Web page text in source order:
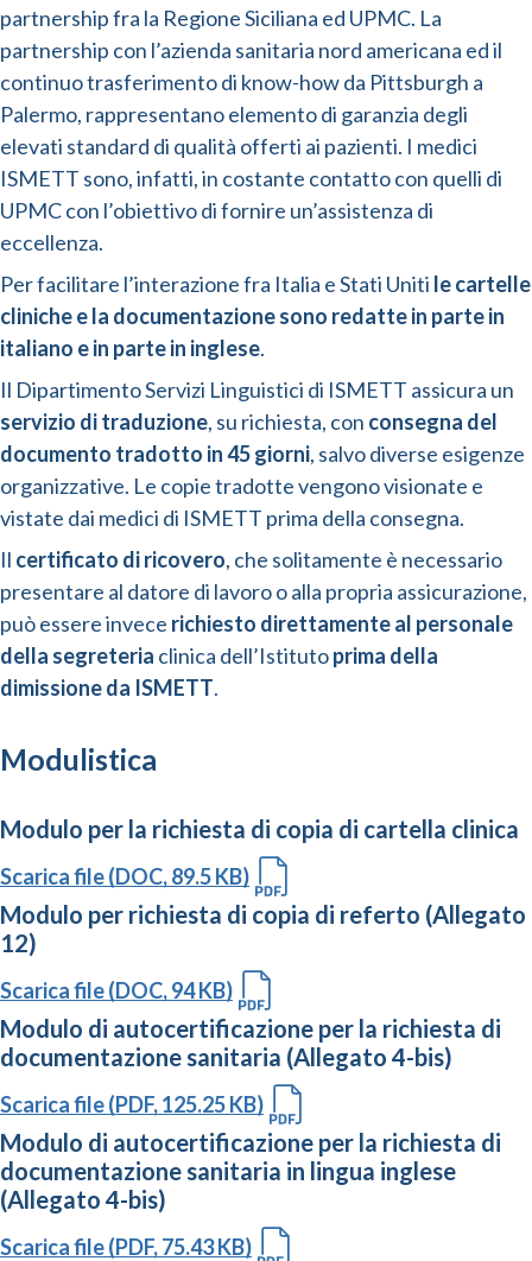
partnership fra la Regione Siciliana ed UPMC. La
partnership con l’azienda sanitaria nord americana ed il
continuo trasferimento di know-how da Pittsburgh a
Palermo, rappresentano elemento di garanzia degli
elevati standard di qualità offerti ai pazienti. I medici
ISMETT sono, infatti, in costante contatto con quelli di
UPMC con l’obiettivo di fornire un’assistenza di
eccellenza.
Per facilitare l’interazione fra Italia e Stati Uniti le cartelle
cliniche e la documentazione sono redatte in parte in
italiano e in parte in inglese.
Il Dipartimento Servizi Linguistici di ISMETT assicura un
servizio di traduzione, su richiesta, con consegna del
documento tradotto in 45 giorni, salvo diverse esigenze
organizzative. Le copie tradotte vengono visionate e
vistate dai medici di ISMETT prima della consegna.
Il certificato di ricovero, che solitamente è necessario
presentare al datore di lavoro o alla propria assicurazione,
può essere invece richiesto direttamente al personale
della segreteria clinica dell’Istitutoprima della
dimissione da ISMETT.
Modulistica
Modulo per la richiesta di copia di cartella clinica
Scarica file (DOC, 89.5 KB)
Modulo per richiesta di copia di referto (Allegato
12)
Scarica file (DOC, 94 KB)
Modulo di autocertificazione per la richiesta di
documentazione sanitaria (Allegato 4-bis)
Scarica file (PDF, 125.25 KB)
Modulo di autocertificazione per la richiesta di
documentazione sanitaria in lingua inglese
(Allegato 4-bis)
Scarica file (PDF, 75.43 KB)